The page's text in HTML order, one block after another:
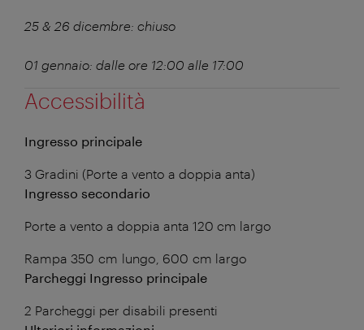
25 & 26 dicembre: chiuso
01 gennaio: dalle ore 12:00 alle 17:00
Accessibilità
Ingresso principale
3 Gradini (Porte a vento a doppia anta)
Ingresso secondario
Porte a vento a doppia anta 120 cm largo
Rampa 350 cm lungo, 600 cm largo
Parcheggi Ingresso principale
2 Parcheggi per disabili presenti